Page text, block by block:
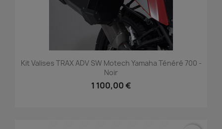
Kit Valises TRAX ADV SW Motech Yamaha Ténéré 700 -
Noir
1 100,00 €